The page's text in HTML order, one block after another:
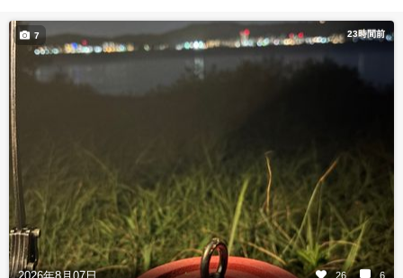
23時間前
26 6
7